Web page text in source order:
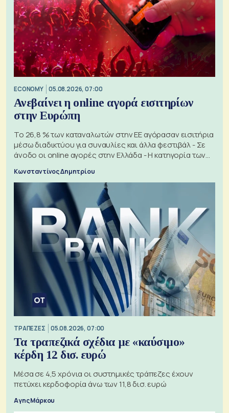
ECONOMY 05.08.2026, 07:00
Ανεβαίνει η online αγορά εισιτηρίων
στην Ευρώπη
Το 26,8 % των καταναλωτών στην ΕΕ αγόρασαν εισιτήρια
μέσω διαδικτύου για συναυλίες και άλλα φεστιβάλ - Σε
άνοδο οι online αγορές στην Ελλάδα - Η κατηγορία των
Κωνσταντίνος Δημητρίου
ΤΡΑΠΕΖΕΣ 05.08.2026, 07:00
Τα τραπεζικά σχέδια με «καύσιμο»
κέρδη 12 δισ. ευρώ
Μέσα σε 4,5 χρόνια οι συστημικές τράπεζες έχουν
πετύχει κερδοφορία άνω των 11,8 δισ. ευρώ
Αγης Μάρκου